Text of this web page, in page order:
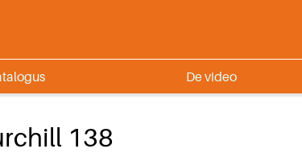
De video
138